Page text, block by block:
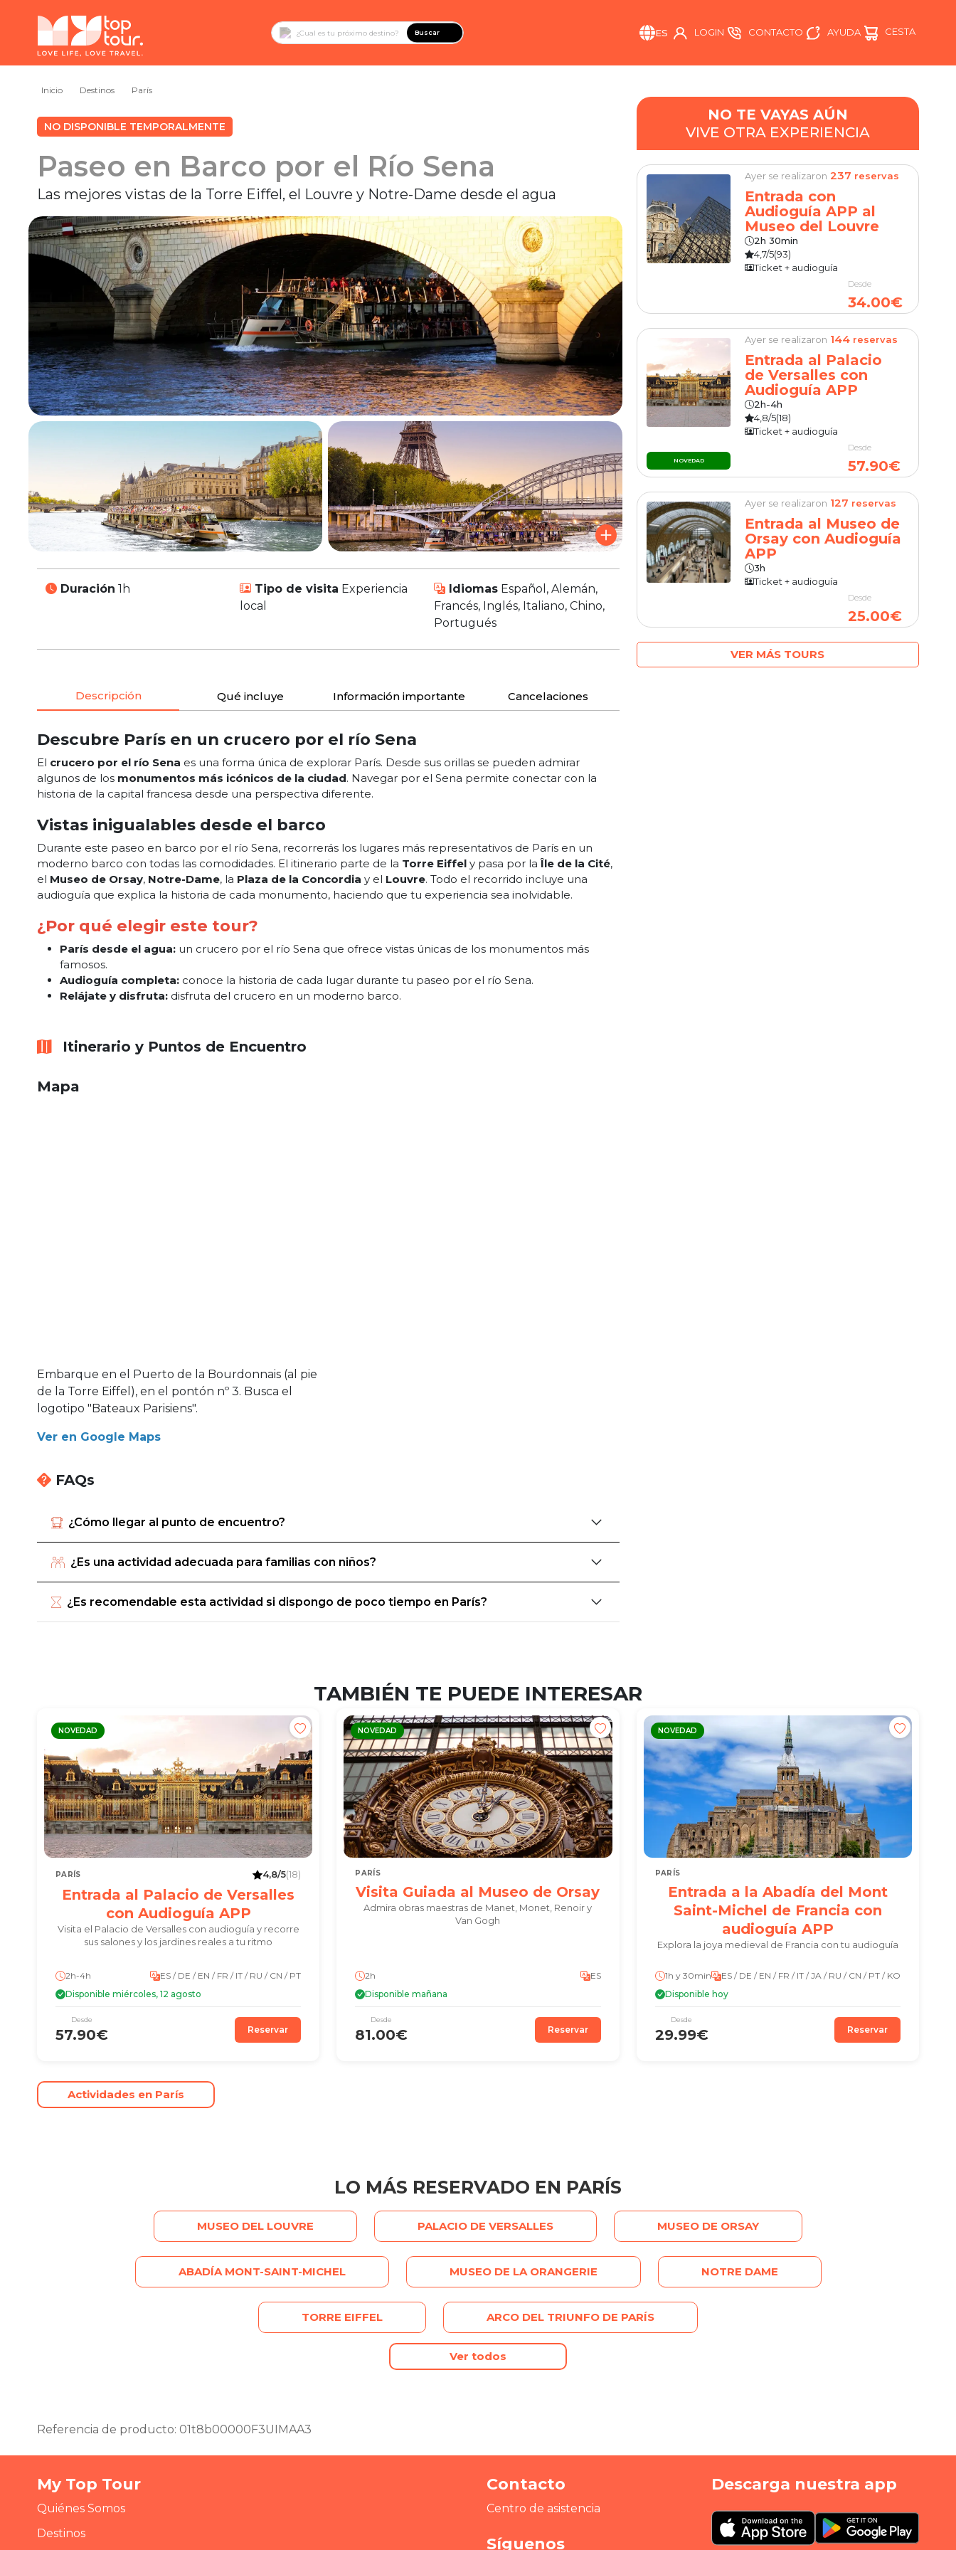
Buscar ES LOGIN CONTACTO AYUDA CESTA
Inicio Destinos París
NO DISPONIBLE TEMPORALMENTE
Paseo en Barco por el Río Sena
Las mejores vistas de la Torre Eiffel, el Louvre y Notre-Dame desde el agua
Duración 1h Tipo de visita Experiencia
local
IdiomasEspañol, Alemán,
Francés, Inglés, Italiano, Chino,
Portugués
Descripción Qué incluye Información importante Cancelaciones
Descubre París en un crucero por el río Sena
El crucero por el río Sena es una forma única de explorar París. Desde sus orillas se pueden admirar
algunos de los monumentos más icónicos de la ciudad. Navegar por el Sena permite conectar con la
historia de la capital francesa desde una perspectiva diferente.
Vistas inigualables desde el barco
Durante este paseo en barco por el río Sena, recorrerás los lugares más representativos de París en un
moderno barco con todas las comodidades. El itinerario parte de la Torre Eiffel y pasa por laÎle de la Cité,
el Museo de Orsay, Notre-Dame, la Plaza de la Concordia y el Louvre. Todo el recorrido incluye una
audioguía que explica la historia de cada monumento, haciendo que tu experiencia sea inolvidable.
¿Por qué elegir este tour?
París desde el agua: un crucero por el río Sena que ofrece vistas únicas de los monumentos más
famosos.
Audioguía completa: conoce la historia de cada lugar durante tu paseo por el río Sena.
Relájate y disfruta: disfruta del crucero en un moderno barco.
Itinerario y Puntos de Encuentro
Mapa
Embarque en el Puerto de la Bourdonnais (al pie
de la Torre Eiffel), en el pontón nº 3. Busca el
logotipo "Bateaux Parisiens".
Ver en Google Maps
FAQs
¿Cómo llegar al punto de encuentro?
¿Es una actividad adecuada para familias con niños?
¿Es recomendable esta actividad si dispongo de poco tiempo en París?
NO TE VAYAS AÚN
VIVE OTRA EXPERIENCIA
Ayer se realizaron 237 reservas
Entrada con
Audioguía APP al
Museo del Louvre
2h 30min
4,7/5(93)
Ticket + audioguía
Desde
34.00€
NOVEDAD
Ayer se realizaron 144 reservas
Entrada al Palacio
de Versalles con
Audioguía APP
2h-4h
4,8/5(18)
Ticket + audioguía
Desde
57.90€
Ayer se realizaron 127 reservas
Entrada al Museo de
Orsay con Audioguía
APP
3h
Ticket + audioguía
Desde
25.00€
VER MÁS TOURS
TAMBIÉN TE PUEDE INTERESAR
NOVEDAD
PARÍS 4,8/5(18)
Entrada al Palacio de Versalles
con Audioguía APP
Visita el Palacio de Versalles con audioguía y recorre
sus salones y los jardines reales a tu ritmo
2h-4h
ES / DE / EN / FR / IT / RU / CN / PT
Disponible miércoles, 12 agosto
Desde
57.90€ Reservar
NOVEDAD
PARÍS
Visita Guiada al Museo de Orsay
Admira obras maestras de Manet, Monet, Renoir y
Van Gogh
2h
ES
Disponible mañana
Desde
81.00€ Reservar
NOVEDAD
PARÍS
Entrada a la Abadía del Mont
Saint-Michel de Francia con
audioguía APP
Explora la joya medieval de Francia con tu audioguía
1h y 30min
ES / DE / EN / FR / IT / JA / RU / CN / PT / KO
Disponible hoy
Desde
29.99€ Reservar
Actividades en París
LO MÁS RESERVADO EN PARÍS
MUSEO DEL LOUVRE PALACIO DE VERSALLES MUSEO DE ORSAY
ABADÍA MONT-SAINT-MICHEL MUSEO DE LA ORANGERIE NOTRE DAME
TORRE EIFFEL ARCO DEL TRIUNFO DE PARÍS
Ver todos
Referencia de producto: 01t8b00000F3UIMAA3
My Top Tour
Quiénes Somos
Destinos
Contacto
Centro de asistencia
Síguenos
Descarga nuestra app